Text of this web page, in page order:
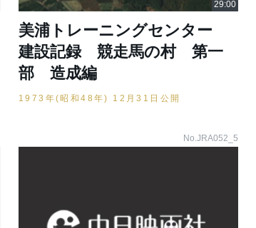
美浦トレーニングセンター
建設記録 競走馬の村 第一
部 造成編
1973年(昭和48年) 12月31日公開
No.JRA052_5